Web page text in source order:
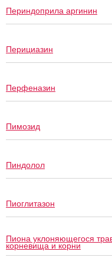
Периндоприла аргинин
Перициазин
Перфеназин
Пимозид
Пиндолол
Пиоглитазон
Пиона уклоняющегося
корневища и корни